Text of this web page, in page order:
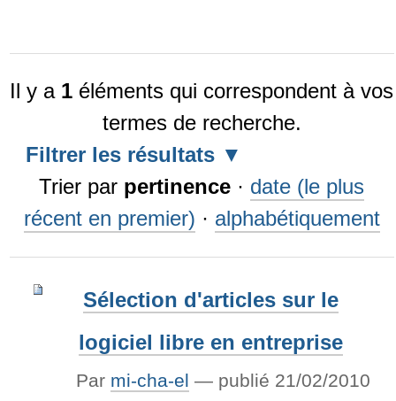
Il y a 1 éléments qui correspondent à vos
termes de recherche.
Filtrer les résultats
Trier par pertinence · date (le plus
récent en premier) · alphabétiquement
Sélection d'articles sur le
logiciel libre en entreprise
Par mi-cha-el — publié 21/02/2010